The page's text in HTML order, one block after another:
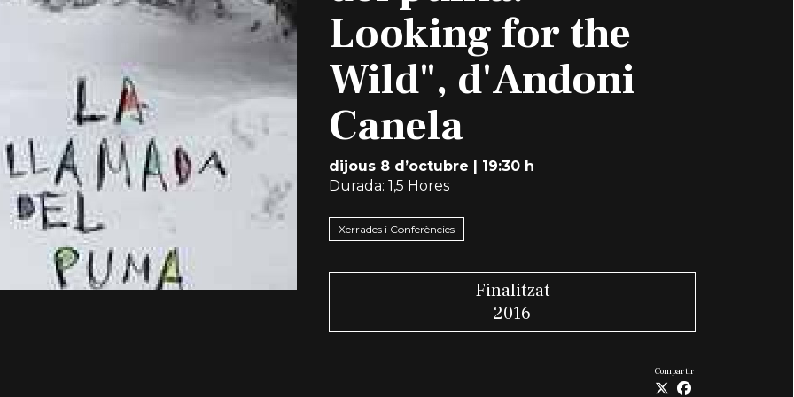
Looking for the
Wild", d'Andoni
Canela
dijous 8 d’octubre
19:30 h
Durada: 1,5 Hores
Xerrades i Conferències
Finalitzat
2016
Compartir